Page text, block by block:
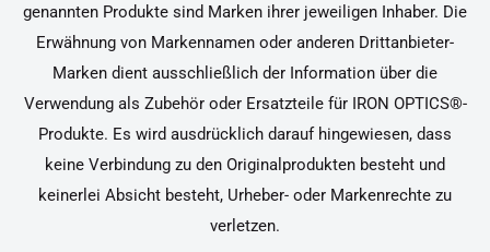
genannten Produkte sind Marken ihrer jeweiligen Inhaber. Die
Erwähnung von Markennamen oder anderen Drittanbieter-
Marken dient ausschließlich der Information über die
Verwendung als Zubehör oder Ersatzteile für IRON OPTICS®-
Produkte. Es wird ausdrücklich darauf hingewiesen, dass
keine Verbindung zu den Originalprodukten besteht und
keinerlei Absicht besteht, Urheber- oder Markenrechte zu
verletzen.